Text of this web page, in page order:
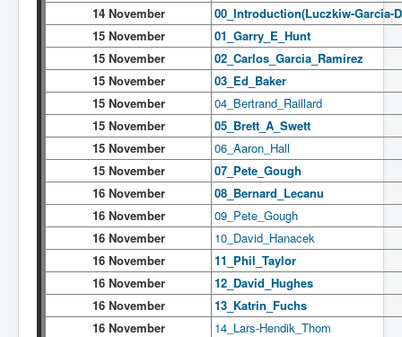
14 November
00_Introduction(Luczkiw-Garcia-
15 November
01_Garry_E_Hunt
15 November
02_Carlos_Garcia_Ramirez
15 November
03_Ed_Baker
15 November
04_Bertrand_Raillard
15 November
05_Brett_A_Swett
15 November
06_Aaron_Hall
15 November
07_Pete_Gough
16 November
08_Bernard_Lecanu
16 November
09_Pete_Gough
16 November
10_David_Hanacek
16 November
11_Phil_Taylor
16 November
12_David_Hughes
16 November
13_Katrin_Fuchs
16 November
14_Lars-Hendik_Thom